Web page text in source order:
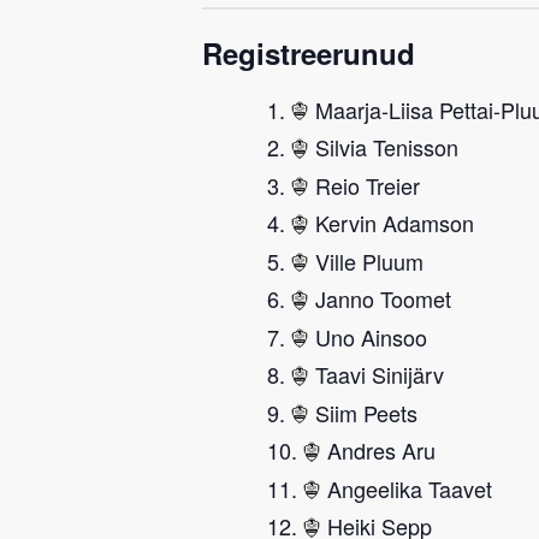
Registreerunud
Maarja-Liisa Pettai-
Silvia Tenisson
Reio Treier
Kervin Adamson
Ville Pluum
Janno Toomet
Uno Ainsoo
Taavi Sinijärv
Siim Peets
Andres Aru
Angeelika Taavet
Heiki Sepp